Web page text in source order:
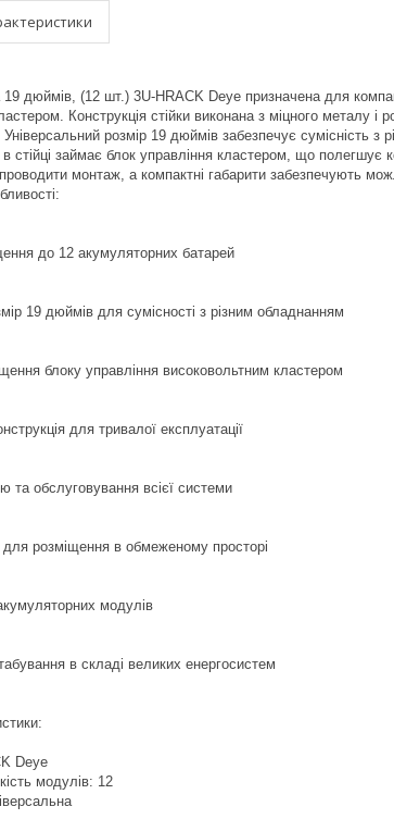
19 дюймів, (12 шт.) 3U-HRACK Deye призначена для
Конструкція стійки виконана з міцного металу
Універсальний розмір 19 дюймів забезпечує
стійці займає блок управління кластером, що полегшує
монтаж, а компактні габарити забезпечують
до 12 акумуляторних батарей
19 дюймів для сумісності з різним обладнанням
блоку управління високовольтним кластером
для тривалої експлуатації
та обслуговування всієї системи
для розміщення в обмеженому просторі
модулів
в складі великих енергосистем
Deye
модулів: 12